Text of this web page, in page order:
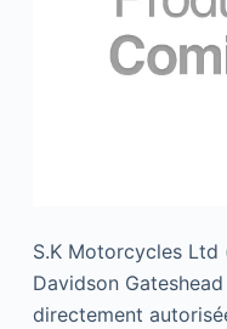
S.K Motorcycles
Davidson
directement